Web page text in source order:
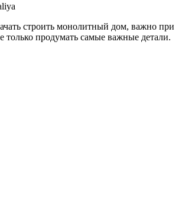
строить монолитный дом, важно при
только продумать самые важные детали.